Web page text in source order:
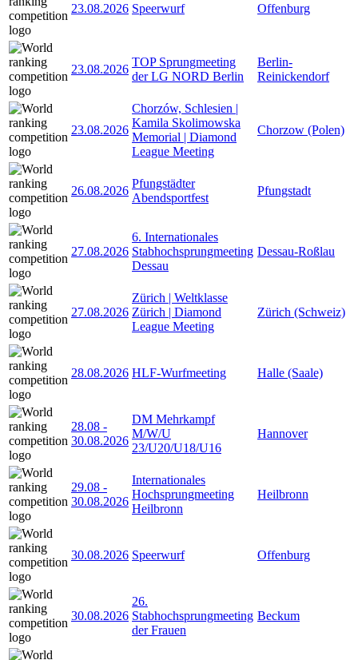
23.08.2026 Speerwurf Offenburg
23.08.2026
TOP Sprungmeeting
der LG NORD Berlin
Berlin-
Reinickendorf
23.08.2026
Chorzów, Schlesien |
Kamila Skolimowska
Memorial | Diamond
League Meeting
Chorzow (Polen)
26.08.2026
Pfungstädter
Abendsportfest
Pfungstadt
27.08.2026
6. Internationales
Stabhochsprungmeeting
Dessau
Dessau-Roßlau
27.08.2026
Zürich | Weltklasse
Zürich | Diamond
League Meeting
Zürich (Schweiz)
28.08.2026 HLF-Wurfmeeting Halle (Saale)
28.08 -
30.08.2026
DM Mehrkampf
M/W/U
23/U20/U18/U16
Hannover
29.08 -
30.08.2026
Internationales
Hochsprungmeeting
Heilbronn
Heilbronn
30.08.2026 Speerwurf Offenburg
30.08.2026
26.
Stabhochsprungmeeting
der Frauen
Beckum